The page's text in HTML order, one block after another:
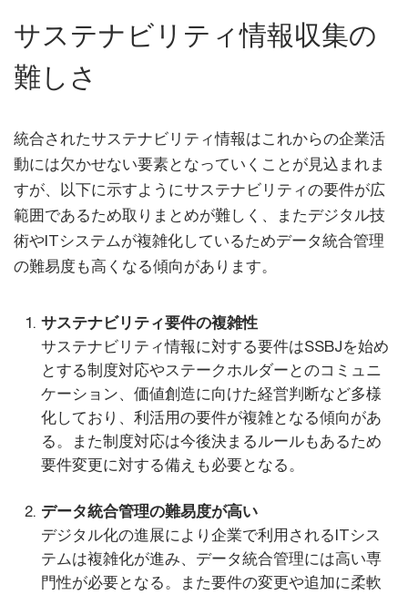
サステナビリティ情報収集の
難しさ
統合されたサステナビリティ情報はこれからの企業活
動には欠かせない要素となっていくことが見込まれま
すが、以下に示すようにサステナビリティの要件が広
範囲であるため取りまとめが難しく、またデジタル技
術やITシステムが複雑化しているためデータ統合管理
の難易度も高くなる傾向があります。
サステナビリティ要件の複雑性
サステナビリティ情報に対する要件はSSBJを始め
とする制度対応やステークホルダーとのコミュニ
ケーション、価値創造に向けた経営判断など多様
化しており、利活用の要件が複雑となる傾向があ
る。また制度対応は今後決まるルールもあるため
要件変更に対する備えも必要となる。
データ統合管理の難易度が高い
デジタル化の進展により企業で利用されるITシス
テムは複雑化が進み、データ統合管理には高い専
門性が必要となる。また要件の変更や追加に柔軟